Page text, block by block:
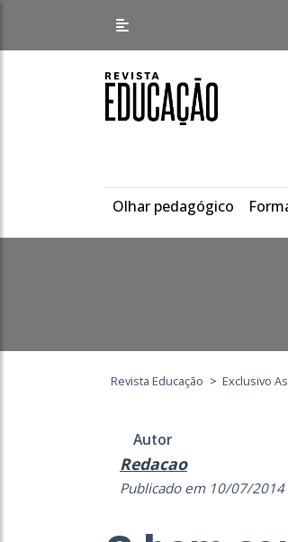
Olhar pedagógico
Revista Educação > Exclusivo
Autor
Redacao
Publicado em 10/07/2014